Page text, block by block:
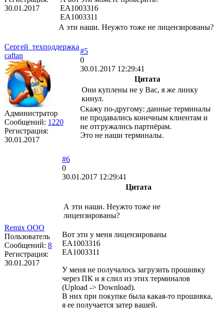
30.01.2017
EA1003316
EA1003311
А эти наши. Неужто тоже не лицензированы?
Сергей_техподдержка
caftan
Администратор
Сообщений: 1220
Регистрация:
30.01.2017
#5
0
30.01.2017 12:29:41
Цитата
Они куплены не у Вас, я же линку
кинул.
Скажу по-другому: данные терминалы
не продавались конечным клиентам и
не отгружались партнёрам.
Это не наши терминалы.
Remix OOO
Пользователь
Сообщений: 8
Регистрация:
30.01.2017
#6
0
30.01.2017 12:29:41
Цитата
А эти наши. Неужто тоже не
лицензированы?
Вот эти у меня лицензированы
EA1003316
EA1003311
У меня не получалось загрузить прошивку
через ПК и я слил из этих терминалов
(Upload -> Download).
В них при покупке была какая-то прошивка,
я ее получается затер вашей.